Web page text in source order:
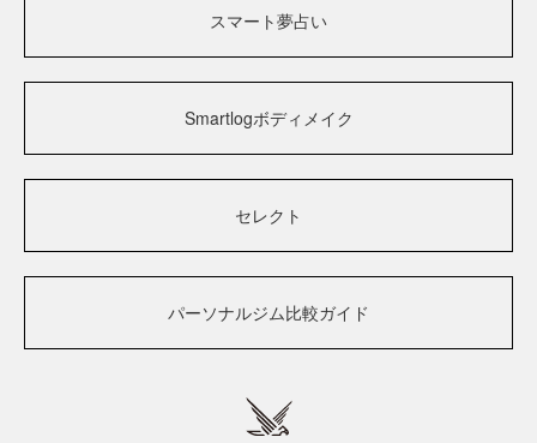
スマート夢占い
Smartlogボディメイク
セレクト
パーソナルジム比較ガイド